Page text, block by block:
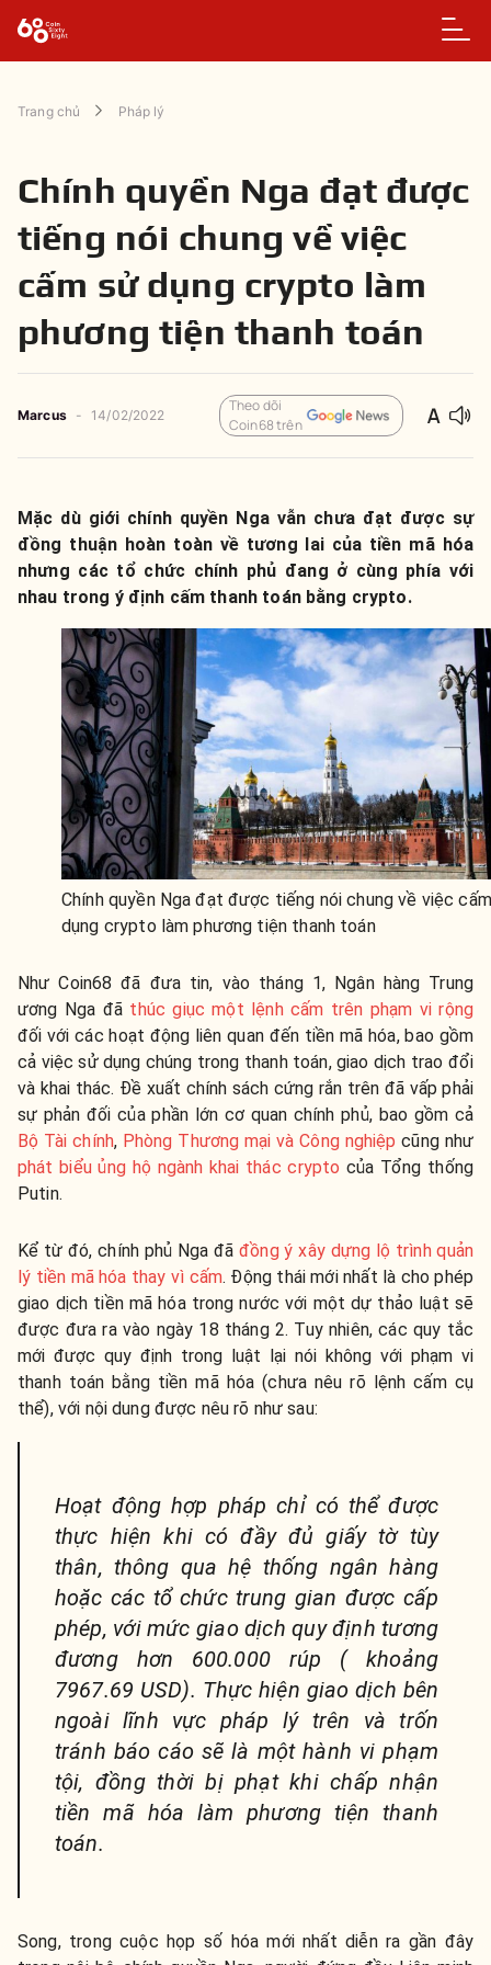
Trang chủ Pháp lý
Chính quyền Nga đạt được
tiếng nói chung về việc
cấm sử dụng crypto làm
phương tiện thanh toán
Marcus - 14/02/2022
Theo dõi
Coin68 trên
Mặc dù giới chính quyền Nga vẫn chưa đạt được sự
đồng thuận hoàn toàn về tương lai của tiền mã hóa
nhưng các tổ chức chính phủ đang ở cùng phía với
nhau trong ý định cấm thanh toán bằng crypto.
Chính quyền Nga đạt được tiếng nói chung về việc
dụng crypto làm phương tiện thanh toán
Như Coin68 đã đưa tin, vào tháng 1, Ngân hàng Trung
ương Nga đã thúc giục một lệnh cấm trên phạm vi rộng
đối với các hoạt động liên quan đến tiền mã hóa, bao gồm
cả việc sử dụng chúng trong thanh toán, giao dịch trao đổi
và khai thác. Đề xuất chính sách cứng rắn trên đã vấp phải
sự phản đối của phần lớn cơ quan chính phủ, bao gồm cả
Bộ Tài chính, Phòng Thương mại và Công nghiệp cũng như
phát biểu ủng hộ ngành khai thác crypto của Tổng thống
Putin.
Kể từ đó, chính phủ Nga đãđồng ý xây dựng lộ trình quản
lý tiền mã hóa thay vì cấm. Động thái mới nhất là cho phép
giao dịch tiền mã hóa trong nước với một dự thảo luật sẽ
được đưa ra vào ngày 18 tháng 2. Tuy nhiên, các quy tắc
mới được quy định trong luật lại nói không với phạm vi
thanh toán bằng tiền mã hóa (chưa nêu rõ lệnh cấm cụ
thể), với nội dung được nêu rõ như sau:
Hoạt động hợp pháp chỉ có thể được
thực hiện khi có đầy đủ giấy tờ tùy
thân, thông qua hệ thống ngân hàng
hoặc các tổ chức trung gian được cấp
phép, với mức giao dịch quy định tương
đương hơn 600.000 rúp ( khoảng
7967.69 USD). Thực hiện giao dịch bên
ngoài lĩnh vực pháp lý trên và trốn
tránh báo cáo sẽ là một hành vi phạm
tội, đồng thời bị phạt khi chấp nhận
tiền mã hóa làm phương tiện thanh
toán.
Song, trong cuộc họp số hóa mới nhất diễn ra gần đây